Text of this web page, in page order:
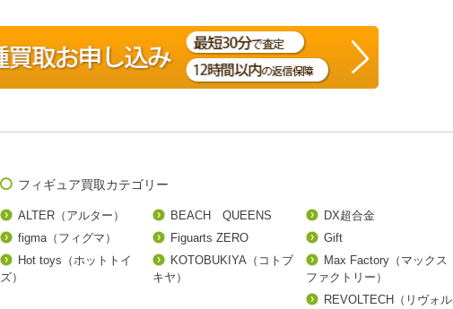
フィギュア買取カテゴリー
ALTER（アルター） BEACH QUEENS
DX超合金
figma（フィグマ）
Figuarts ZERO
Gift
Hot toys（ホットトイ
ズ）
KOTOBUKIYA（コトブ
キヤ）
Max Factory（マックス
ファクトリー）
REVOLTECH（リヴォル